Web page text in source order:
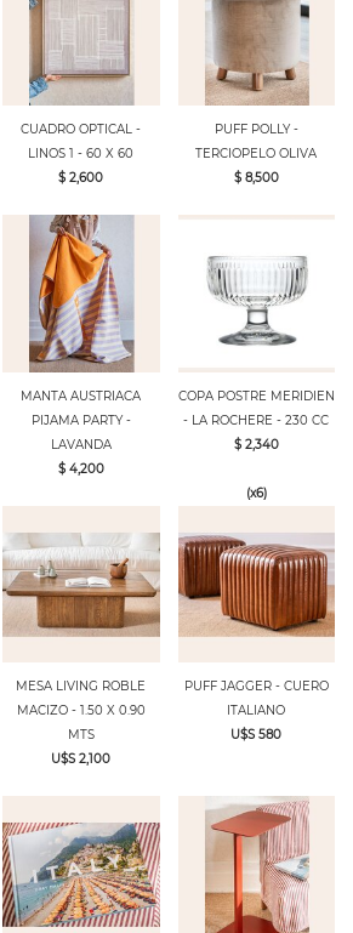
CUADRO OPTICAL -
LINOS 1 - 60 X 60
$ 2,600
PUFF POLLY -
TERCIOPELO OLIVA
$ 8,500
MANTA AUSTRIACA
PIJAMA PARTY -
LAVANDA
$ 4,200
COPA POSTRE MERIDIEN
- LA ROCHERE - 230 CC
$ 2,340
(x6)
MESA LIVING ROBLE
MACIZO - 1.50 X 0.90
MTS
U$S 2,100
PUFF JAGGER - CUERO
ITALIANO
U$S 580